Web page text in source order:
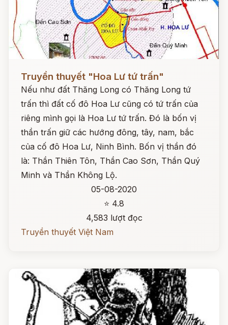
Đọc ngay
Truyền thuyết "Hoa Lư tứ trấn"
Nếu như đất Thăng Long có Thăng Long tứ
trấn thì đất cố đô Hoa Lư cũng có tứ trấn của
riêng mình gọi là Hoa Lư tứ trấn. Đó là bốn vị
thần trấn giữ các hướng đông, tây, nam, bắc
của cố đô Hoa Lư, Ninh Bình. Bốn vị thần đó
là: Thần Thiên Tôn, Thần Cao Sơn, Thần Quý
Minh và Thần Không Lộ.
05-08-2020
⭐ 4.8
4,583 lượt đọc
Truyền thuyết Việt Nam